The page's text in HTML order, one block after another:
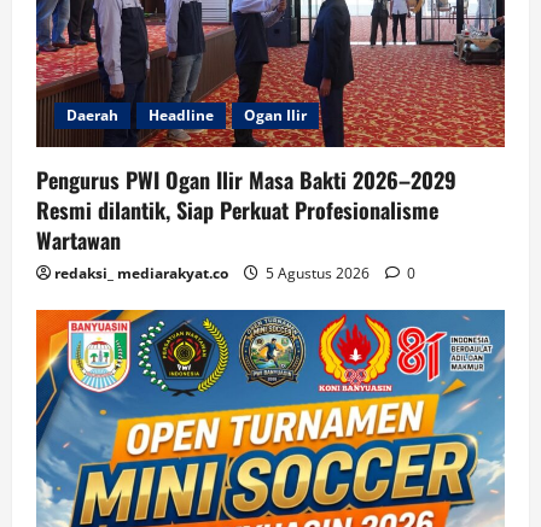
Daerah Headline Ogan Ilir
Pengurus PWI Ogan Ilir Masa Bakti 2026–2029
Resmi dilantik, Siap Perkuat Profesionalisme
Wartawan
redaksi_ mediarakyat.co 5 Agustus 2026 0